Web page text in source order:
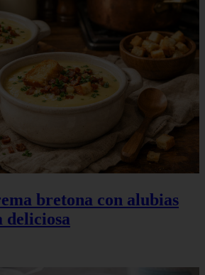
bretona con alubias
deliciosa